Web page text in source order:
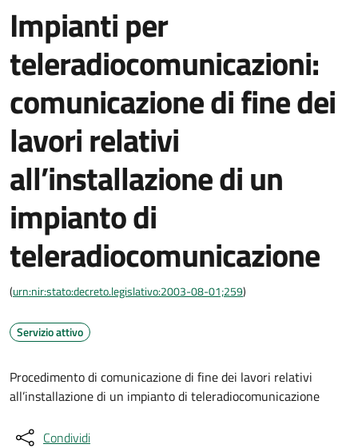
Impianti per
teleradiocomunicazioni:
comunicazione di fine dei
lavori relativi
all’installazione di un
impianto di
teleradiocomunicazione
(urn:nir:stato:decreto.legislativo:2003-08-01;259)
Servizio attivo
Procedimento di comunicazione di fine dei lavori relativi
all’installazione di un impianto di teleradiocomunicazione
Condividi